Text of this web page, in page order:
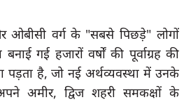
ओबीसी वर्ग के "सबसे पिछड़े" लोगों
बनाई गई हजारों वर्षों की पूर्वाग्रह की
पड़ता है, जो नई अर्थव्यवस्था में उनके
अमीर, द्विज शहरी समकक्षों के